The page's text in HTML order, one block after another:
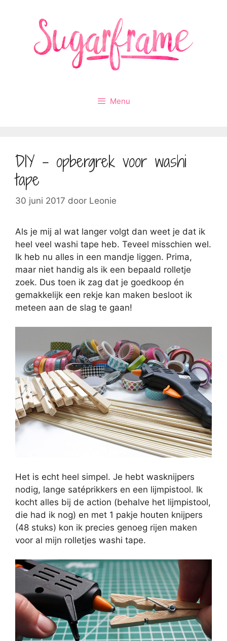
Menu
DIY – opbergrek voor washi
tape
30 juni 2017 door Leonie
Als je mij al wat langer volgt dan weet je dat ik
heel veel washi tape heb. Teveel misschien wel.
Ik heb nu alles in een mandje liggen. Prima,
maar niet handig als ik een bepaald rolletje
zoek. Dus toen ik zag dat je goedkoop én
gemakkelijk een rekje kan maken besloot ik
meteen aan de slag te gaan!
Het is echt heel simpel. Je hebt wasknijpers
nodig, lange satéprikkers en een lijmpistool. Ik
kocht alles bij de action (behalve het lijmpistool,
die had ik nog) en met 1 pakje houten knijpers
(48 stuks) kon ik precies genoeg rijen maken
voor al mijn rolletjes washi tape.